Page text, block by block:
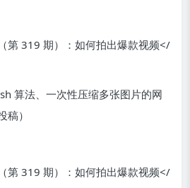
算法、一次性压缩多张图片的网
稿）